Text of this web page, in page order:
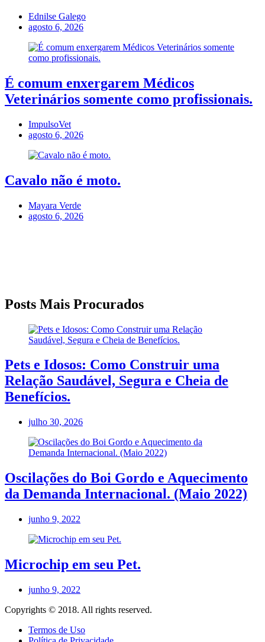
Ednilse Galego
agosto 6, 2026
É comum enxergarem Médicos
Veterinários somente como profissionais.
ImpulsoVet
agosto 6, 2026
Cavalo não é moto.
Mayara Verde
agosto 6, 2026
Posts Mais Procurados
Pets e Idosos: Como Construir uma
Relação Saudável, Segura e Cheia de
Benefícios.
julho 30, 2026
Oscilações do Boi Gordo e Aquecimento
da Demanda Internacional. (Maio 2022)
junho 9, 2022
Microchip em seu Pet.
junho 9, 2022
Copyrights © 2018. All rights reserved.
Termos de Uso